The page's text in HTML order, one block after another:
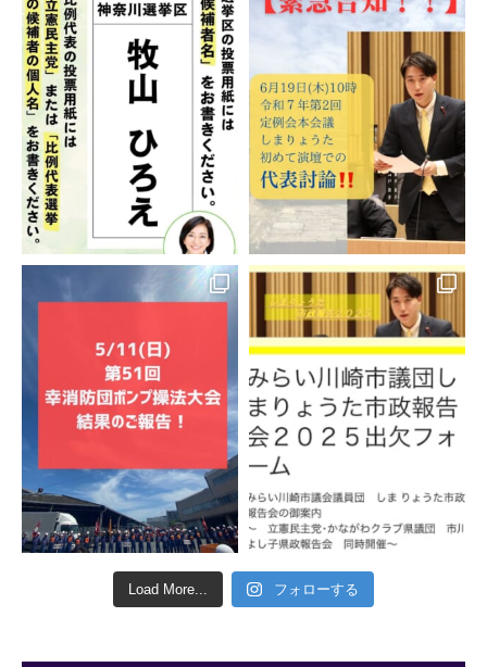
Load More... フォローする